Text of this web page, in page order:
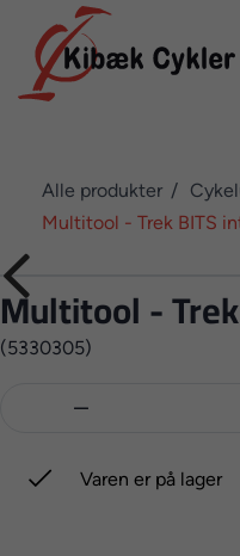
Alle produkter
Multitool - Trek BITS
Multitool -
(5330305)

 Varen er på lager